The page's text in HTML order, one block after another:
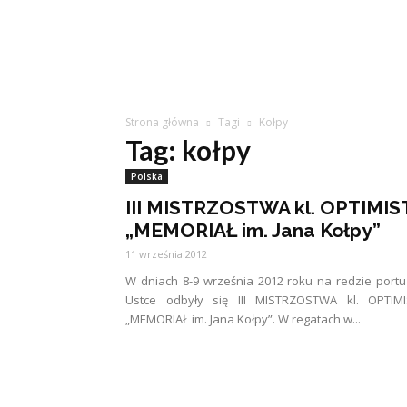
Strona główna Tagi Kołpy
Tag: kołpy
Polska
III MISTRZOSTWA kl.
„MEMORIAŁ im. Jana Kołpy”
11 września 2012
W dniach 8-9 września 2012 roku na redzie
Ustce odbyły się III MISTRZOSTWA kl.
„MEMORIAŁ im. Jana Kołpy”. W regatach w...